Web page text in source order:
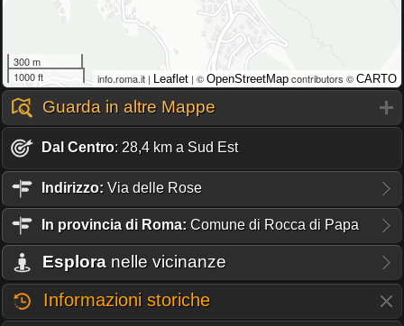
300 m
1000 ft
info.roma.it | Leaflet | © OpenStreetMap contributors © CARTO
Guarda in altre Mappe
Dal Centro: 28,4 km a Sud Est
Indirizzo: Via delle Rose
In provincia di Roma: Comune di Rocca di Papa
Esplora nelle vicinanze
Informazioni storiche